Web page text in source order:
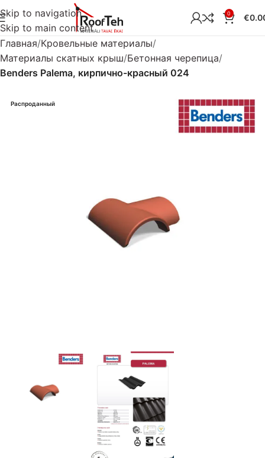
Skip to navigation
Skip to main content
0 €
Главная Кровельные материалы
Материалы скатных крыш Бетонная черепица
Benders Palema, кирпично-красный 024
Распроданный